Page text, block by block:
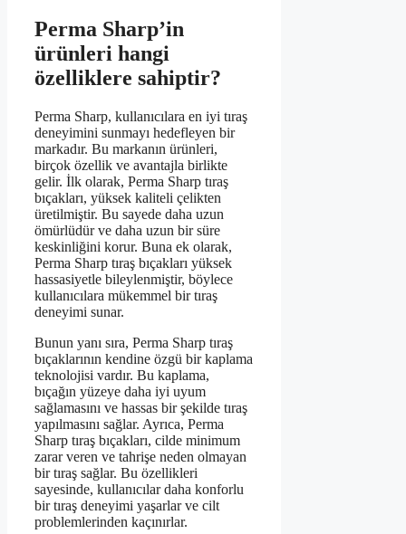
Perma Sharp’in
ürünleri hangi
özelliklere sahiptir?
Perma Sharp, kullanıcılara en iyi tıraş
deneyimini sunmayı hedefleyen bir
markadır. Bu markanın ürünleri,
birçok özellik ve avantajla birlikte
gelir. İlk olarak, Perma Sharp tıraş
bıçakları, yüksek kaliteli çelikten
üretilmiştir. Bu sayede daha uzun
ömürlüdür ve daha uzun bir süre
keskinliğini korur. Buna ek olarak,
Perma Sharp tıraş bıçakları yüksek
hassasiyetle bileylenmiştir, böylece
kullanıcılara mükemmel bir tıraş
deneyimi sunar.
Bunun yanı sıra, Perma Sharp tıraş
bıçaklarının kendine özgü bir kaplama
teknolojisi vardır. Bu kaplama,
bıçağın yüzeye daha iyi uyum
sağlamasını ve hassas bir şekilde tıraş
yapılmasını sağlar. Ayrıca, Perma
Sharp tıraş bıçakları, cilde minimum
zarar veren ve tahrişe neden olmayan
bir tıraş sağlar. Bu özellikleri
sayesinde, kullanıcılar daha konforlu
bir tıraş deneyimi yaşarlar ve cilt
problemlerinden kaçınırlar.